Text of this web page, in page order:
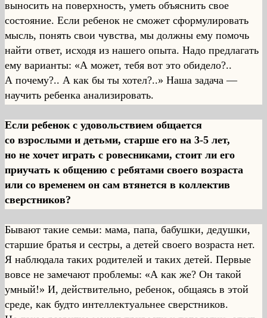
выносить на поверхность, уметь объяснить свое
состояние. Если ребенок не сможет сформулировать
мысль, понять свои чувства, мы должны ему помочь
найти ответ, исходя из нашего опыта. Надо предлагать
ему варианты: «А может, тебя вот это обидело?..
А почему?.. А как бы ты хотел?..» Наша задача —
научить ребенка анализировать.
Если ребенок с удовольствием общается
со взрослыми и детьми, старше его на 3-5 лет,
но не хочет играть с ровесниками, стоит ли его
приучать к общению с ребятами своего возраста
или со временем он сам втянется в коллектив
сверстников?
Бывают такие семьи: мама, папа, бабушки, дедушки,
старшие братья и сестры, а детей своего возраста нет.
Я наблюдала таких родителей и таких детей. Первые
вовсе не замечают проблемы: «А как же? Он такой
умный!» И, действительно, ребенок, общаясь в этой
среде, как будто интеллектуальнее сверстников.